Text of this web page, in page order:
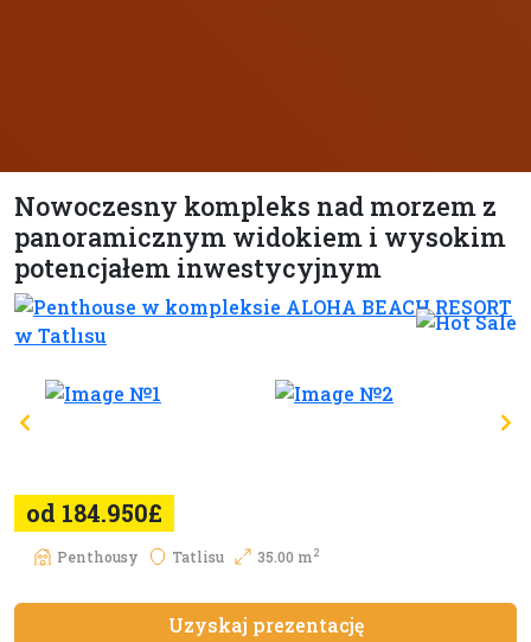
Nowoczesny kompleks nad morzem z
panoramicznym widokiem i wysokim
potencjałem inwestycyjnym
od 184.950£
Penthousy Tatlisu 35.00 m2
Uzyskaj prezentację